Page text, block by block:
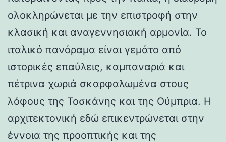
ολοκληρώνεται με την επιστροφή στην
κλασική και αναγεννησιακή αρμονία. Το
ιταλικό πανόραμα είναι γεμάτο από
ιστορικές επαύλεις, καμπαναριά και
πέτρινα χωριά σκαρφαλωμένα στους
λόφους της Τοσκάνης και της Ούμπρια. Η
αρχιτεκτονική εδώ επικεντρώνεται στην
έννοια της προοπτικής και της